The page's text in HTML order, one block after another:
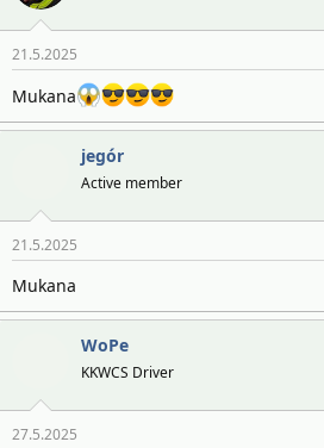
21.5.2025
Mukana
jegór
Active member
21.5.2025
Mukana
WoPe
KKWCS Driver
27.5.2025